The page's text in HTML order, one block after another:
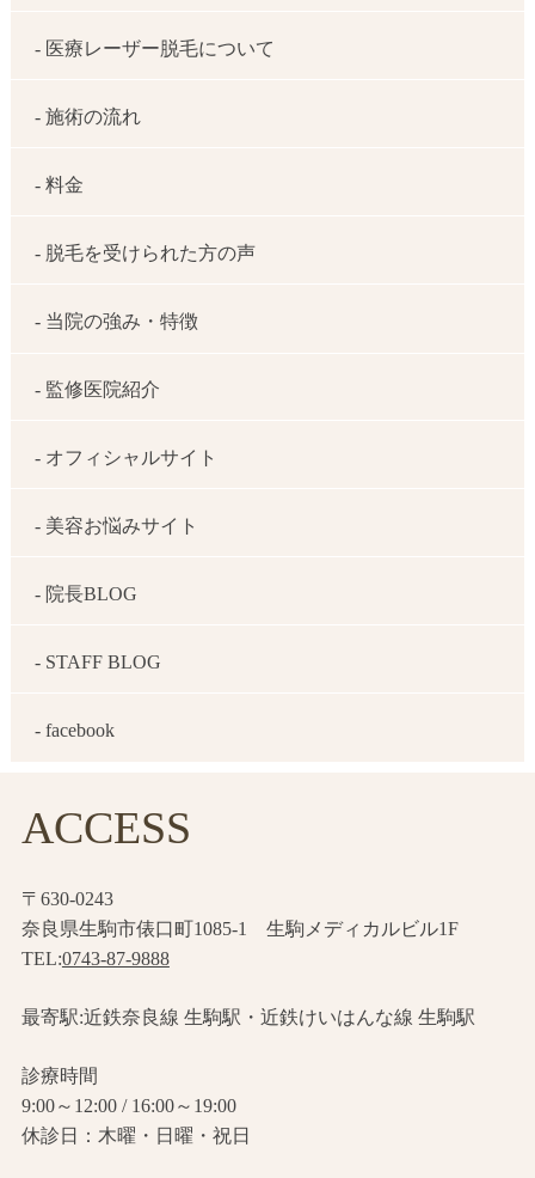
- 医療レーザー脱毛について
- 施術の流れ
- 料金
- 脱毛を受けられた方の声
- 当院の強み・特徴
- 監修医院紹介
- オフィシャルサイト
- 美容お悩みサイト
- 院長BLOG
- STAFF BLOG
- facebook
ACCESS
〒630-0243
奈良県生駒市俵口町1085-1 生駒メディカルビル1F
TEL:0743-87-9888
最寄駅:近鉄奈良線 生駒駅・近鉄けいはんな線 生駒駅
診療時間
9:00～12:00 / 16:00～19:00
休診日：木曜・日曜・祝日